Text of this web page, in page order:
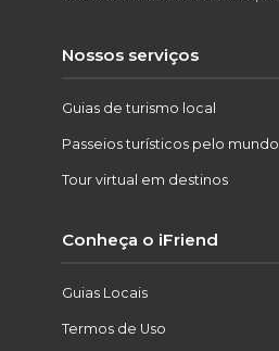
Nossos serviços
Guias de turismo local
Passeios turísticos pelo mundo
Tour virtual em destinos
Conheça o iFriend
Guias Locais
Termos de Uso